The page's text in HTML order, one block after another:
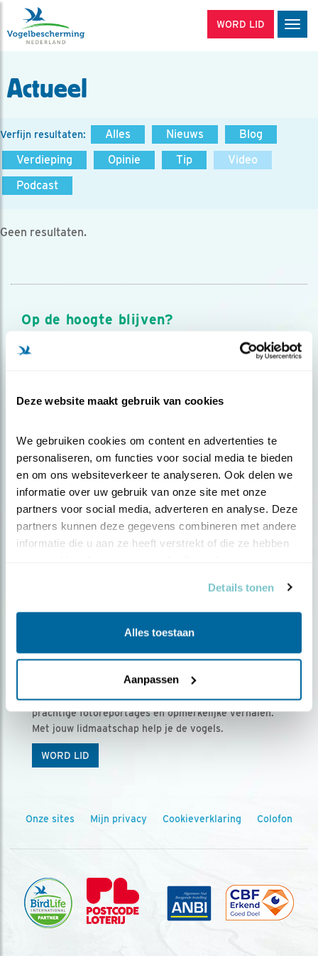
Deze website maakt gebruik van cookies
We gebruiken cookies om content en advertenties te
personaliseren, om functies voor social media te bieden
en om ons websiteverkeer te analyseren. Ook delen we
informatie over uw gebruik van onze site met onze
partners voor social media, adverteren en analyse. Deze
partners kunnen deze gegevens combineren met andere
informatie die u aan ze heeft verstrekt of die ze hebben
Details tonen
Alles toestaan
Aanpassen
WORD LID
Actueel
Verfijn resultaten: Alles Nieuws
Blog
Verdieping
Opinie Tip
Video
Podcast
Geen resultaten.
Op de hoogte blijven?
Meld je aan en ontvang nieuws, inspiratie, acties en tips
over vogels en activiteiten van Vogelbescherming.
Ontvang 5 x Vogels voor € 36,00 per jaar
Vogels is het tijdschrift voor onze leden, met
prachtige fotoreportages en opmerkelijke verhalen.
Met jouw lidmaatschap help je de vogels.
WORD LID
Onze sites Mijn privacy Cookieverklaring Colofon